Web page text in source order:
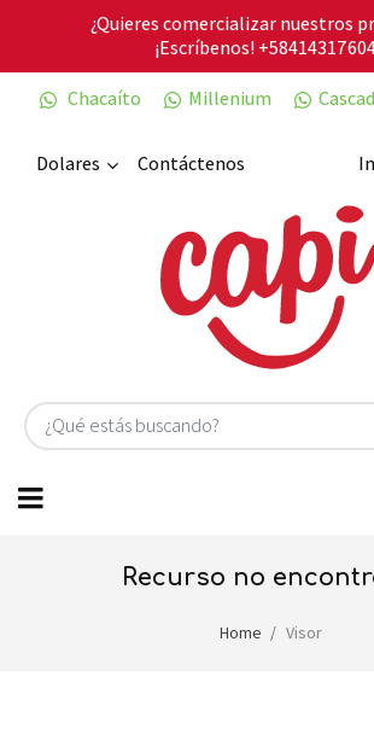
¿Quieres comercializar nuestros
¡Escríbenos!
Chacaíto
Millenium
Dolares Contáctenos
recurso no
Home Visor